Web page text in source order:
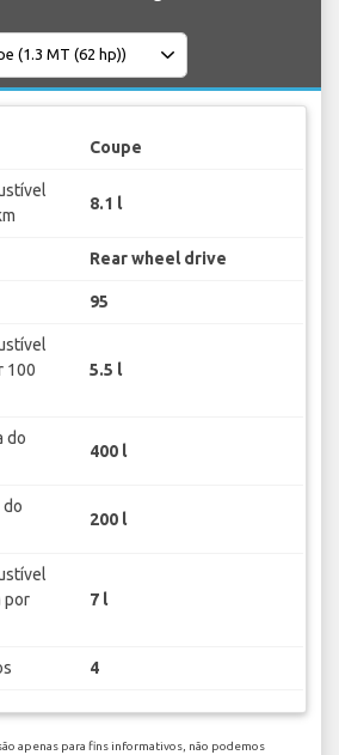
Coupe
8.1 l
Rear wheel drive
95
100
5.5 l
do
400 l
do
200 l
por
7 l
4
apenas para fins informativos, não podemos